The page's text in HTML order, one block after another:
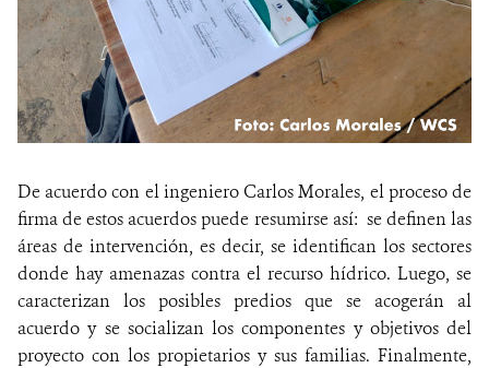
De acuerdo con el ingeniero Carlos Morales, el proceso de
firma de estos acuerdos puede resumirse así: se definen las
áreas de intervención, es decir, se identifican los sectores
donde hay amenazas contra el recurso hídrico. Luego, se
caracterizan los posibles predios que se acogerán al
acuerdo y se socializan los componentes y objetivos del
proyecto con los propietarios y sus familias. Finalmente,